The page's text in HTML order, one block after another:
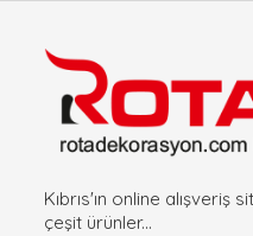
Kıbrıs'ın online
çeşit ürünler...